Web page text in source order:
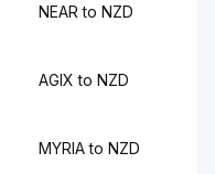
NEAR to NZD
AGIX to NZD
MYRIA to NZD